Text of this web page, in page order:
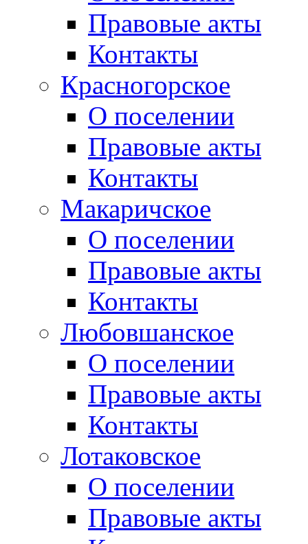
Правовые акты
Контакты
Красногорское
О поселении
Правовые акты
Контакты
Макаричское
О поселении
Правовые акты
Контакты
Любовшанское
О поселении
Правовые акты
Контакты
Лотаковское
О поселении
Правовые акты